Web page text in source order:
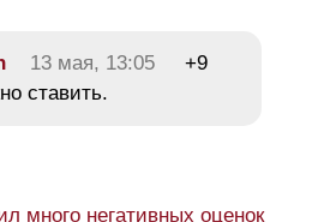
13 мая, 13:05
+9
ставить.
много негативных оценок